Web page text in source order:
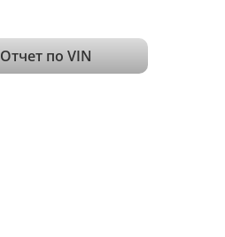
Отчет по VIN